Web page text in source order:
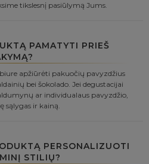
tikslesnį pasiūlymą Jums.
PAMATYTI PRIEŠ
apžiūrėti pakuočių pavyzdžius
bei šokolado. Jei degustacijai
ar individualaus pavyzdžio,
sąlygas ir kainą.
PERSONALIZUOTI
STILIŲ?